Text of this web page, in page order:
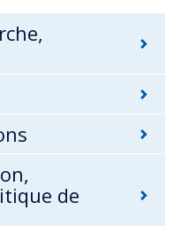
de